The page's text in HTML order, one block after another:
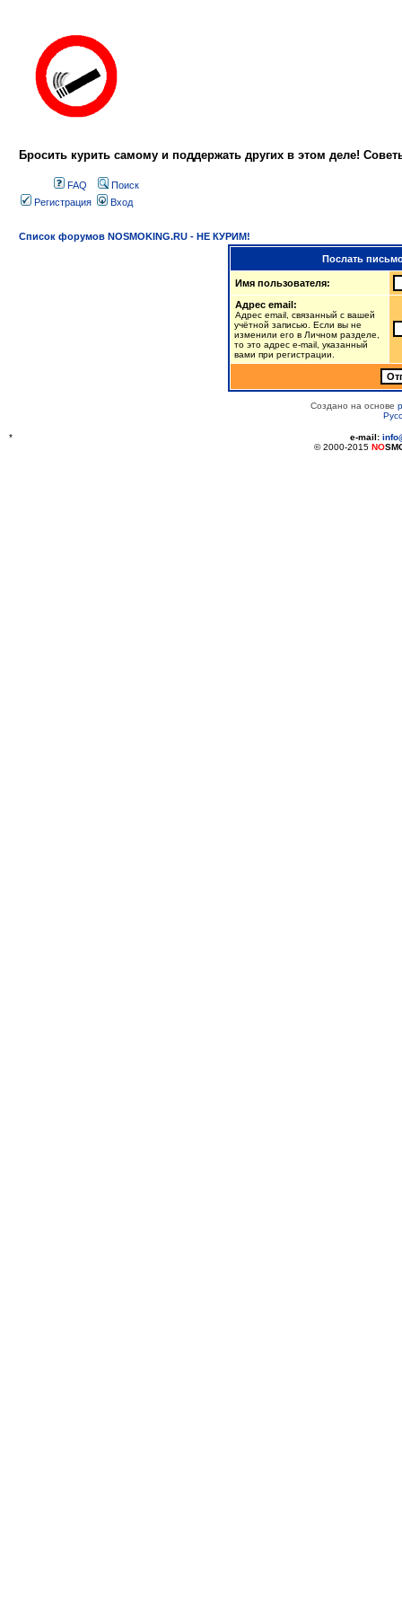
Бросить курить самому и поддержать других в этом деле!
FAQ
Поиск
Регистрация
Вход
Список форумов NOSMOKING.RU - НЕ КУРИМ!
Послать
Имя пользователя:
Адрес email:
Адрес email, связанный с вашей
учётной записью. Если вы не
изменили его в Личном разделе,
то это адрес e-mail, указанный
вами при регистрации.
Создано на основе
* e-mail:
© 2000-2015 NO